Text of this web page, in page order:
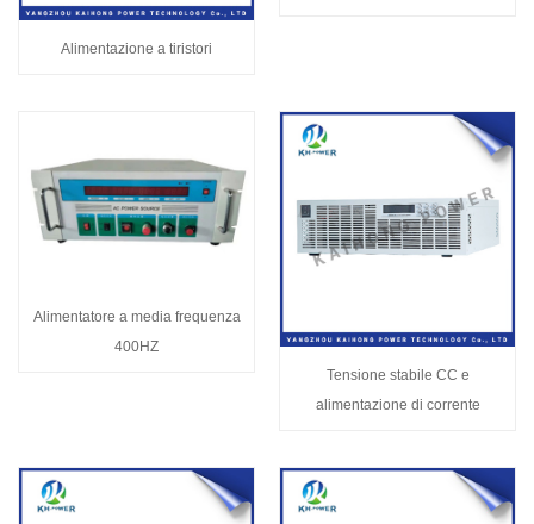
Alimentazione a tiristori
Alimentatore a media frequenza
400HZ
Tensione stabile CC e
alimentazione di corrente